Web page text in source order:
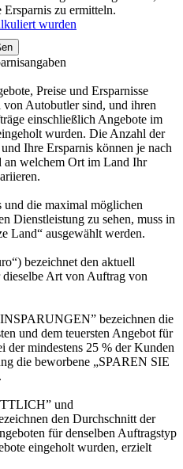
zu ermitteln.
wurden
Preise und Ersparnisse
von Autobutler sind, und ihren
einschließlich Angebote im
wurden. Die Anzahl der
Ihre Ersparnis können je nach
welchem Ort im Land Ihr
die maximal möglichen
Dienstleistung zu sehen, muss in
Land“ ausgewählt werden.
bezeichnet den aktuell
dieselbe Art von Auftrag von
bezeichnen die
und dem teuersten Angebot für
der mindestens 25 % der Kunden
die beworbene „SPAREN SIE
und
den Durchschnitt der
für denselben Auftragstyp
eingeholt wurden, erzielt